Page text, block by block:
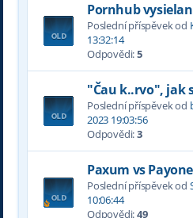
Pornhub
Poslední příspěvek od
13:32:14
Odpovědi:5
"Čau k..rvo", jak
Poslední příspěvek od
2023 19:03:56
Odpovědi:3
Paxum vs
Poslední příspěvek od
10:06:44
Odpovědi:49